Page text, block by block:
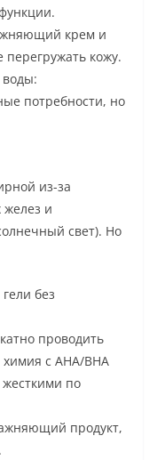
крем и
кожу.
воды:
потребности, но
из-за
и
свет). Но
без
проводить
с AHA/BHA
по
продукт,